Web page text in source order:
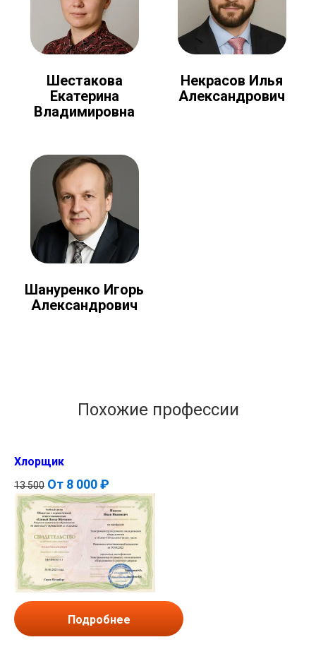
Шестакова
Екатерина
Владимировна
Некрасов Илья
Александрович
Шануренко Игорь
Александрович
Похожие профессии
Хлорщик
13 500 От 8 000 ₽
Подробнее